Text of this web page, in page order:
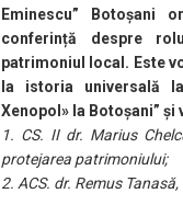
Eminescu” Botoșani
conferință despre
patrimoniul local. Este
la istoria universală
Xenopol» la Botoșani”
1. CS. II dr. Marius
protejarea patrimoniului;
2. ACS. dr. Remus